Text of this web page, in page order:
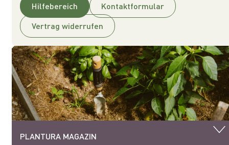
Hilfebereich
Kontaktformular
Vertrag widerrufen
PLANTURA MAGAZIN